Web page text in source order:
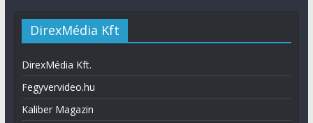
DirexMédia Kft
DirexMédia Kft.
Fegyvervideo.hu
Kaliber Magazin